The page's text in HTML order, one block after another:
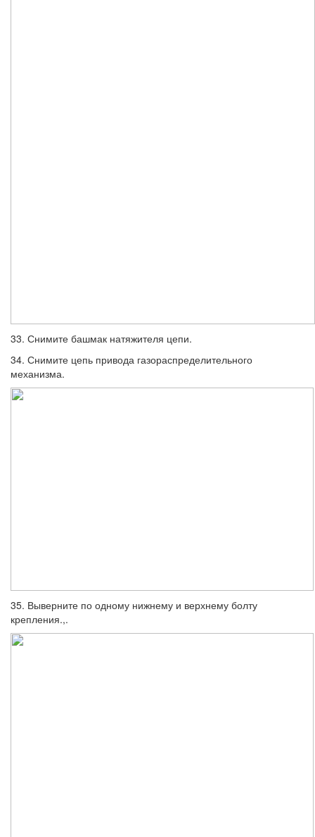
33. Снимите башмак натяжителя цепи.
34. Снимите цепь привода газораспреде­лительного
механизма.
35. Выверните по одному нижнему и верхнему болту
крепления.,.